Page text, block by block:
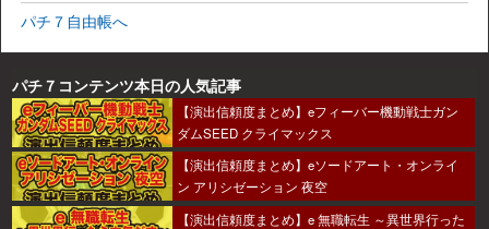
パチ７自由帳へ
パチ７コンテンツ本日の人気記事
【演出信頼度まとめ】eフィーバー機動戦士ガン
ダムSEED クライマックス
【演出信頼度まとめ】eソードアート・オンライ
ン アリシゼーション 夜空
【演出信頼度まとめ】e 無職転生 ～異世界行った